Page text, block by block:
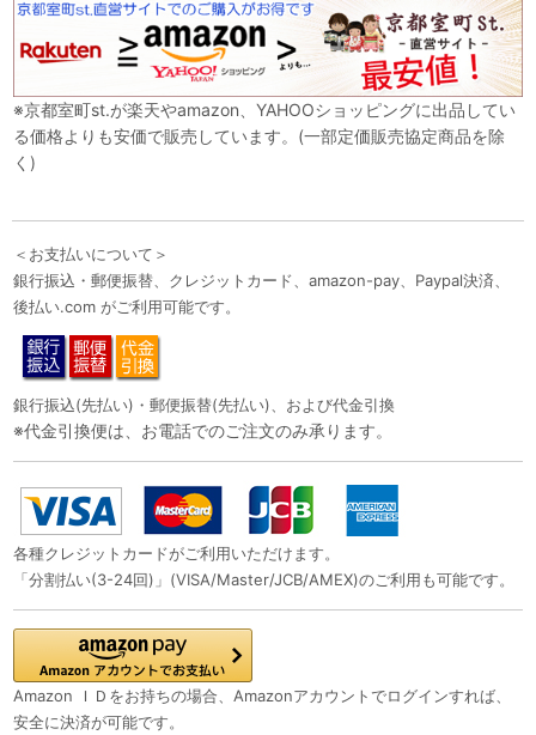
※京都室町st.が楽天やamazon、YAHOOショッピングに出品してい
る価格よりも安価で販売しています。(一部定価販売協定商品を除
く)
＜お支払いについて＞
銀行振込・郵便振替、クレジットカード、amazon-pay、Paypal決済、
後払い.com がご利用可能です。
銀行振込(先払い)・郵便振替(先払い)、および代金引換
※代金引換便は、お電話でのご注文のみ承ります。
各種クレジットカードがご利用いただけます。
「分割払い(3-24回)」(VISA/Master/JCB/AMEX)のご利用も可能です。
Amazon ＩＤをお持ちの場合、Amazonアカウントでログインすれば、
安全に決済が可能です。